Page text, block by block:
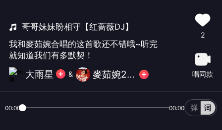
哥哥妹妹盼相守【红蔷薇DJ】
我和麥茹婉合唱的这首歌还不错哦~听完
就知道我们有多默契！
大雨星 & 麥茹婉21号送㊗福
2
唱同款
00:00 00:00